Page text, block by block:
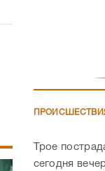
Трое
сегодня